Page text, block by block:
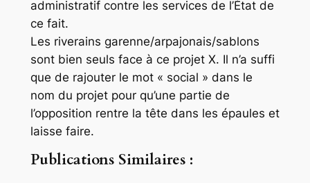
administratif contre les services de l’État de
ce fait.
Les riverains garenne/arpajonais/sablons
sont bien seuls face à ce projet X. Il n’a suffi
que de rajouter le mot « social » dans le
nom du projet pour qu’une partie de
l’opposition rentre la tête dans les épaules et
laisse faire.
Publications Similaires :